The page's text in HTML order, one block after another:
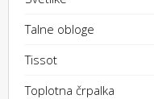
Talne obloge
Tissot
Toplotna črpalka